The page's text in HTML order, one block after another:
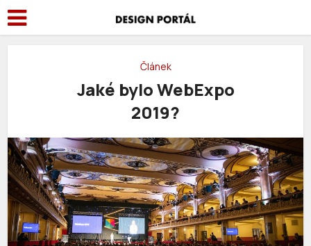
Článek
Jaké bylo WebExpo
2019?